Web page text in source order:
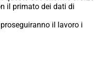
il primato dei dati di
il lavoro i